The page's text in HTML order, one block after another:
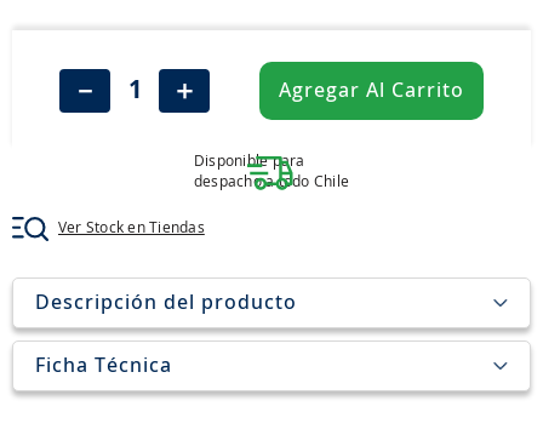
＋
－ Agregar Al Carrito
Disponible para
despacho a todo Chile
Ver Stock en Tiendas
Descripción del producto
Ficha Técnica
jockey john deere